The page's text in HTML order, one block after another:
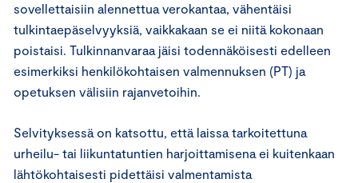
sovellettaisiin alennettua verokantaa, vähentäisi
tulkintaepäselvyyksiä, vaikkakaan se ei niitä kokonaan
poistaisi. Tulkinnanvaraa jäisi todennäköisesti edelleen
esimerkiksi henkilökohtaisen valmennuksen (PT) ja
opetuksen välisiin rajanvetoihin.
Selvityksessä on katsottu, että laissa tarkoitettuna
urheilu- tai liikuntatuntien harjoittamisena ei kuitenkaan
lähtökohtaisesti pidettäisi valmentamista